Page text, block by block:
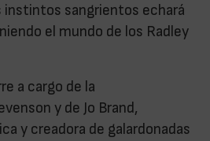
instintos sangrientos echará
el mundo de los Radley
a cargo de la
y de Jo Brand,
y creadora de galardonadas